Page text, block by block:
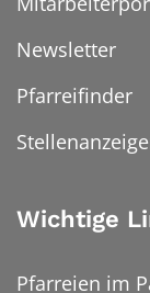
Newsletter
Pfarreifinder
Wichtige
Pfarreien im